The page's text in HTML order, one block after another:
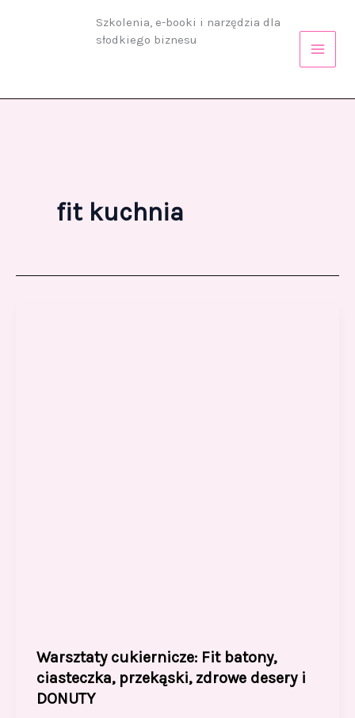
Szkolenia, e-booki i narzędzia dla
słodkiego biznesu
fit kuchnia
Warsztaty cukiernicze: Fit batony,
ciasteczka, przekąski, zdrowe desery i
DONUTY